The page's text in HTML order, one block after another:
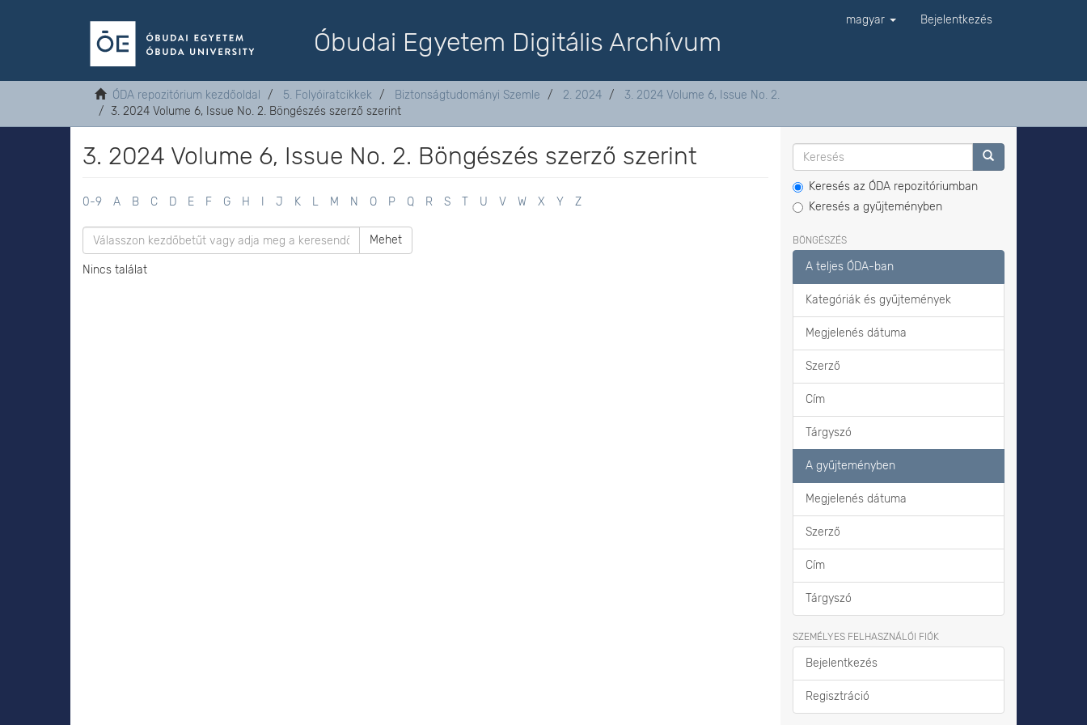
Óbudai Egyetem Digitális Archívum
magyar Bejelentkezés
ÓDA repozitórium kezdőoldal 5. Folyóiratcikkek Biztonságtudományi Szemle 2. 2024
3. 2024 Volume 6, Issue No. 2.
3. 2024 Volume 6, Issue No. 2. Böngészés szerző szerint
3. 2024 Volume 6, Issue No. 2. Böngészés szerző szerint
0-9 A B C D E F G H J K L M N O P Q R S T U V W X Y Z
Mehet
Nincs találat
Keresés az ÓDA repozitóriumban
Keresés a gyűjteményben
BÖNGÉSZÉS
A teljes ÓDA-ban
Kategóriák és gyűjtemények
Megjelenés dátuma
Szerző
Cím
Tárgyszó
A gyűjteményben
Megjelenés dátuma
Szerző
Cím
Tárgyszó
SZEMÉLYES FELHASZNÁLÓI FIÓK
Bejelentkezés
Regisztráció